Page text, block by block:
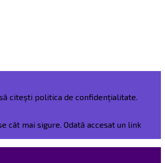
citești politica de confidențialitate.
mai sigure. Odată accesat un link